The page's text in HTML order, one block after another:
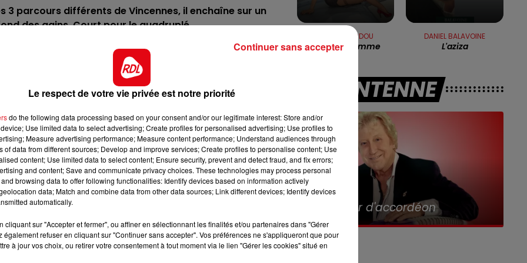
8h00 - 10h00
RDL WEEK-END SUR UN AIR D'ACCORDÉON
3 parcours différents de Vincennes, il enchaîne sur un
des gains. Court pour le quadruplé.
l'an dernier, et il a déjà bien commencé celui de cette
sa lancée prendre une des 3 premières places.
depuis ses débuts, avec 12 victoires / 8 places en 23
encombre pour être la révélation de ce quinté.
il a de l'expérience sur les parcours de vitesse, et lui
sera primordial pour faire l'arrivée.
mois de repos en début d'année. Chose faite
c'est une des possibilités pour les accessits.
quinté en septembre sur ce tracé. Ici avec le 16, il va
Au papier c'est une première chance.
départ derniérement avec un départ volté, il sera
voiture. Si ça s'ouvre.....
MICHEL SARDOU
Être Une Femme
DANIEL BALAVOINE
L'aziza
A L'ANTENNE
11h00 - 12h00 8h00 - 10h00
RDL WEEK-END
Le respect de votre vie privée est notre priorité
do the following data processing based on your consent and/or our legitimate interest: Store and/or
Use limited data to select advertising; Create profiles for personalised advertising; Use profiles to
Measure advertising performance; Measure content performance; Understand audiences through
of data from different sources; Develop and improve services; Create profiles to personalise content; Use
content; Use limited data to select content; Ensure security, prevent and detect fraud, and fix errors;
and content; Save and communicate privacy choices. These technologies may process personal
browsing data to offer following functionalities: Identify devices based on information actively
data; Match and combine data from other data sources; Link different devices; Identify devices
automatically.
cliquant sur "Accepter et fermer", ou affiner en sélectionnant les finalités et/ou partenaires dans "Gérer
également refuser en cliquant sur "Continuer sans accepter". Vos préférences ne s'appliqueront que pour
à jour vos choix, ou retirer votre consentement à tout moment via le lien "Gérer les cookies" situé en
Continuer sans accepter